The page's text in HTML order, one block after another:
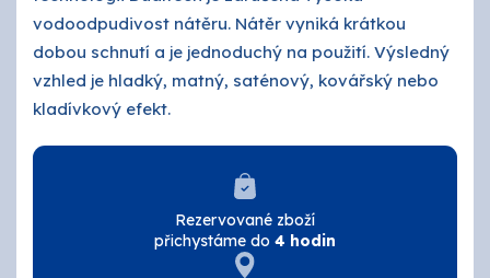
vodoodpudivost nátěru. Nátěr vyniká krátkou
dobou schnutí a je jednoduchý na použití. Výsledný
vzhled je hladký, matný, saténový, kovářský nebo
kladívkový efekt.
Rezervované zboží
přichystáme do 4 hodin